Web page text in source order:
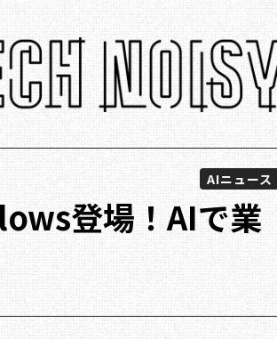
AIニュース
登場！AIで業